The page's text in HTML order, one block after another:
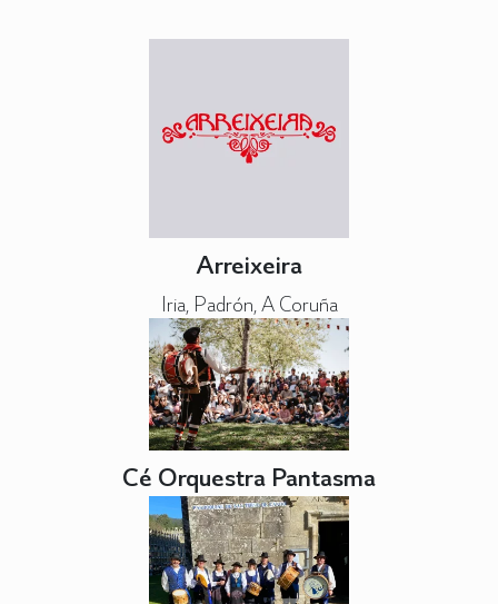
Arreixeira
Iria, Padrón, A Coruña
Cé Orquestra Pantasma